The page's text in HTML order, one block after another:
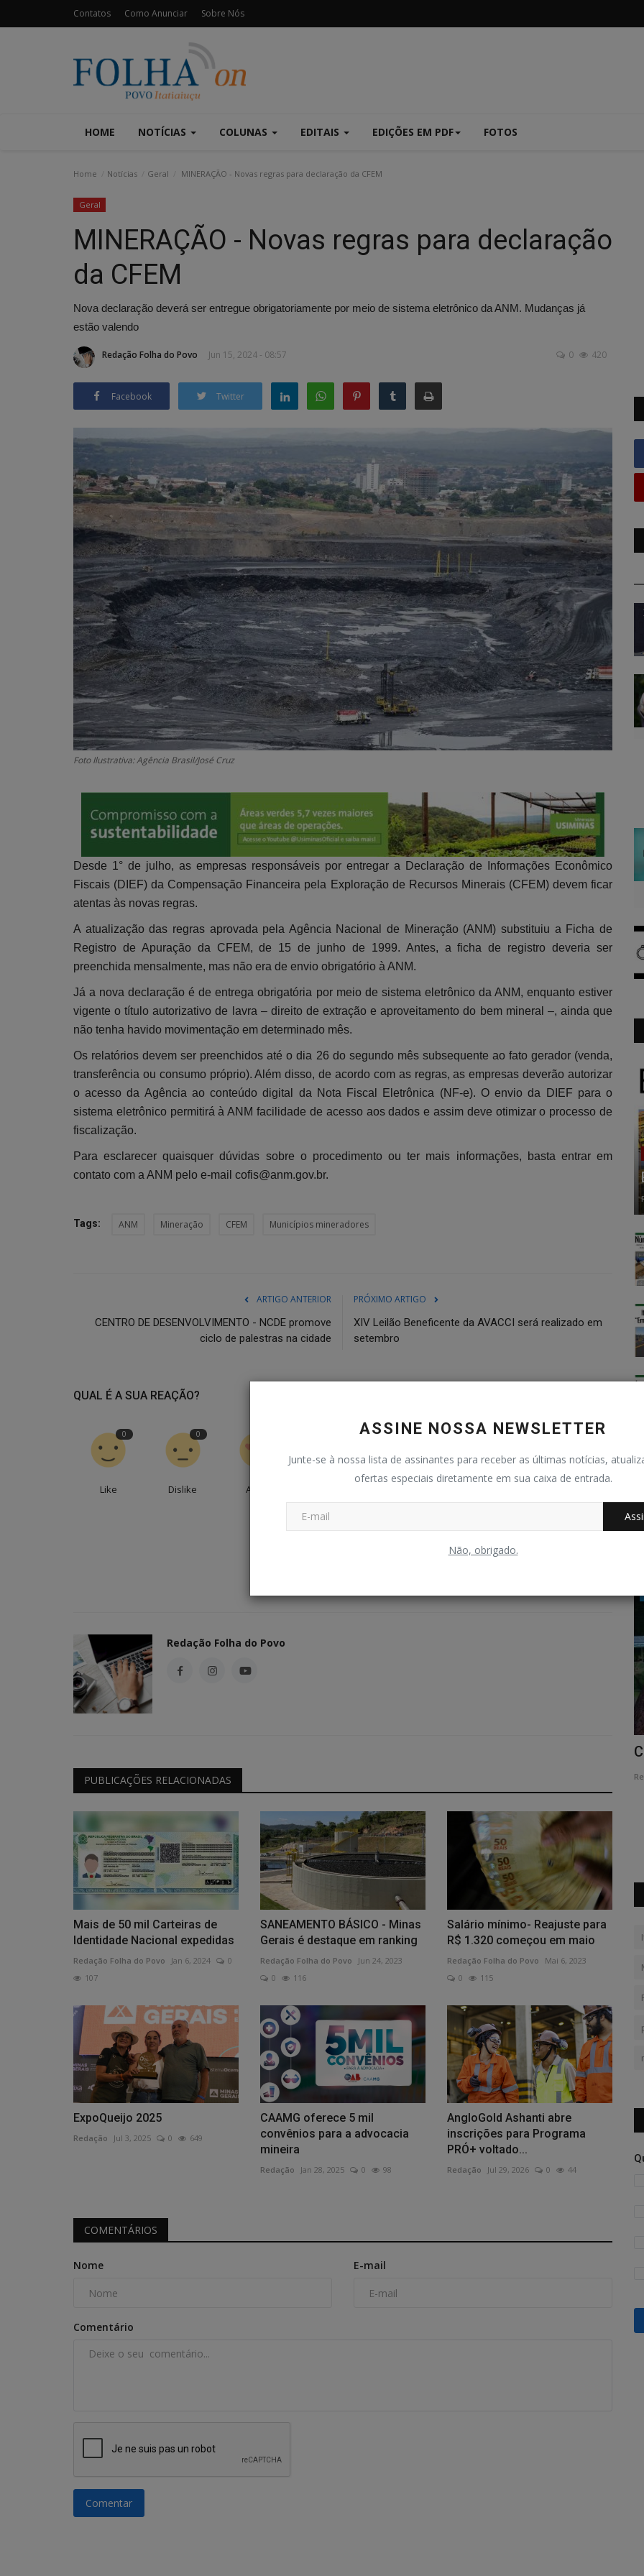
Contatos Como Anunciar Sobre Nós
HOME NOTÍCIAS COLUNAS EDITAIS EDIÇÕES EM PDF FOTOS
ASSINE NOSSA NEWSLETTER
Junte-se à nossa lista de assinantes para receber as últimas notícias,
ofertas especiais diretamente em sua caixa de entrada.
Não, obrigado.
Home Notícias Geral MINERAÇÃO - Novas regras para declaração da CFEM
Geral
MINERAÇÃO - Novas regras para declaração
da CFEM
Nova declaração deverá ser entregue obrigatoriamente por meio de sistema eletrônico da ANM. Mudanças já
estão valendo
Redação Folha do Povo Jun 15, 2024 - 08:57 0 420
Facebook Twitter
Foto Ilustrativa: Agência Brasil/José Cruz
Desde 1° de julho, as empresas responsáveis por entregar a Declaração de Informações Econômico
Fiscais (DIEF) da Compensação Financeira pela Exploração de Recursos Minerais (CFEM) devem ficar
atentas às novas regras.
A atualização das regras aprovada pela Agência Nacional de Mineração (ANM) substituiu a Ficha de
Registro de Apuração da CFEM, de 15 de junho de 1999. Antes, a ficha de registro deveria ser
preenchida mensalmente, mas não era de envio obrigatório à ANM.
Já a nova declaração é de entrega obrigatória por meio de sistema eletrônico da ANM, enquanto estiver
vigente o título autorizativo de lavra – direito de extração e aproveitamento do bem mineral –, ainda que
não tenha havido movimentação em determinado mês.
Os relatórios devem ser preenchidos até o dia 26 do segundo mês subsequente ao fato gerador (venda,
transferência ou consumo próprio). Além disso, de acordo com as regras, as empresas deverão autorizar
o acesso da Agência ao conteúdo digital da Nota Fiscal Eletrônica (NF-e). O envio da DIEF para o
sistema eletrônico permitirá à ANM facilidade de acesso aos dados e assim deve otimizar o processo de
fiscalização.
Para esclarecer quaisquer dúvidas sobre o procedimento ou ter mais informações, basta entrar em
contato com a ANM pelo e-mail cofis@anm.gov.br.
Tags: ANM Mineração CFEM Municípios mineradores
ARTIGO ANTERIOR
CENTRO DE DESENVOLVIMENTO - NCDE promove
ciclo de palestras na cidade
PRÓXIMO ARTIGO
XIV Leilão Beneficente da AVACCI será realizado em
setembro
QUAL É A SUA REAÇÃO?
0
Like
0
Dislike Amei
0
Bravo
0 0
Redação Folha do Povo
PUBLICAÇÕES RELACIONADAS
Mais de 50 mil Carteiras de
Identidade Nacional expedidas
Redação Folha do Povo Jan 6, 2024
0
107
SANEAMENTO BÁSICO - Minas
Gerais é destaque em ranking
Redação Folha do Povo
Jun 24, 2023
0
116
Salário mínimo- Reajuste para
R$ 1.320 começou em maio
Redação Folha do Povo
Mai 6, 2023
0
115
ExpoQueijo 2025
Redação Jul 3, 2025 0 649
CAAMG oferece 5 mil
convênios para a advocacia
mineira
Redação Jan 28, 2025 0 98
AngloGold Ashanti abre
inscrições para Programa
PRÓ+ voltado...
Redação Jul 29, 2026 0 44
COMENTÁRIOS
Nome E-mail
Comentário
Comentar
Redação Folha do Povo Out 1, 2023
Cidade
Redação Folha do Povo Ago 3, 2026 0 33
Encontro será realizado na próxima quarta-feira, 12, na
Câmara Municipal, e apresentará...